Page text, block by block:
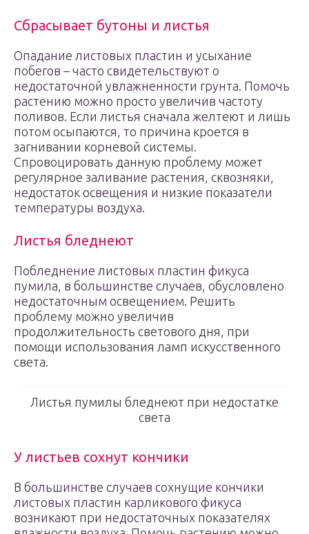
Сбрасывает бутоны и листья
Опадание листовых пластин и усыхание
побегов – часто свидетельствуют о
недостаточной увлажненности грунта. Помочь
растению можно просто увеличив частоту
поливов. Если листья сначала желтеют и лишь
потом осыпаются, то причина кроется в
загнивании корневой системы.
Спровоцировать данную проблему может
регулярное заливание растения, сквозняки,
недостаток освещения и низкие показатели
температуры воздуха.
Листья бледнеют
Побледнение листовых пластин фикуса
пумила, в большинстве случаев, обусловлено
недостаточным освещением. Решить
проблему можно увеличив
продолжительность светового дня, при
помощи использования ламп искусственного
света.
Листья пумилы бледнеют при недостатке
света
У листьев сохнут кончики
В большинстве случаев сохнущие кончики
листовых пластин карликового фикуса
возникают при недостаточных показателях